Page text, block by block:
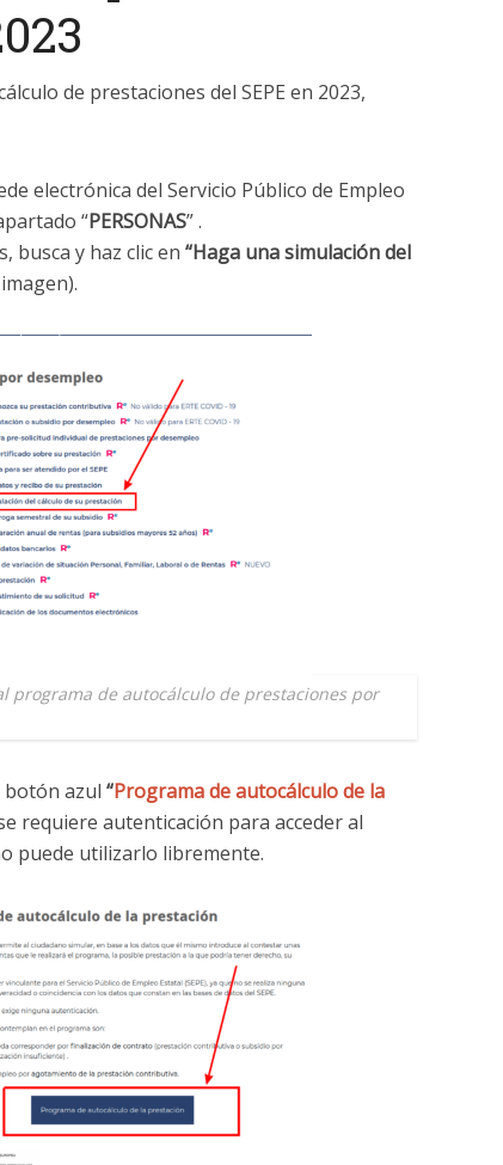
de prestaciones del SEPE en 2023,
electrónica del Servicio Público de Empleo
“PERSONAS” .
busca y haz clic en “Haga una simulación del
programa de autocálculo de prestaciones por
botón azul “Programa de autocálculo de la
requiere autenticación para acceder al
puede utilizarlo libremente.